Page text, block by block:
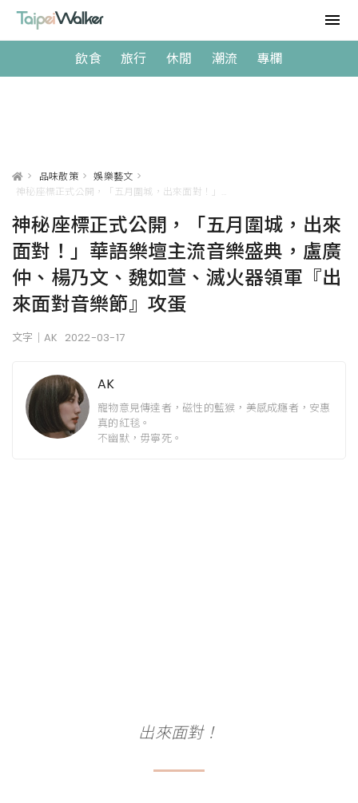
飲食 旅行 休閒 潮流 專欄
> 品味散策 > 娛樂藝文 >
神秘座標正式公開，「五月圍城，出來
面對！」華語樂壇主流音樂盛典，盧廣
仲、楊乃文、魏如萱、滅火器領軍『出
來面對音樂節』攻蛋
文字｜AK 2022-03-17
AK
寵物意見傳達者，磁性的藍猴，美感成癮者，安惠
真的紅毯。
不幽默，毋寧死。
出來面對！